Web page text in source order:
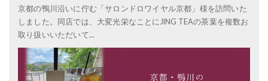
京都の鴨川沿いに佇む「サロンドロワイヤル京都」様を訪問いた
しました。同店では、大変光栄なことにJING TEAの茶葉を複数お
取り扱いいただいて...